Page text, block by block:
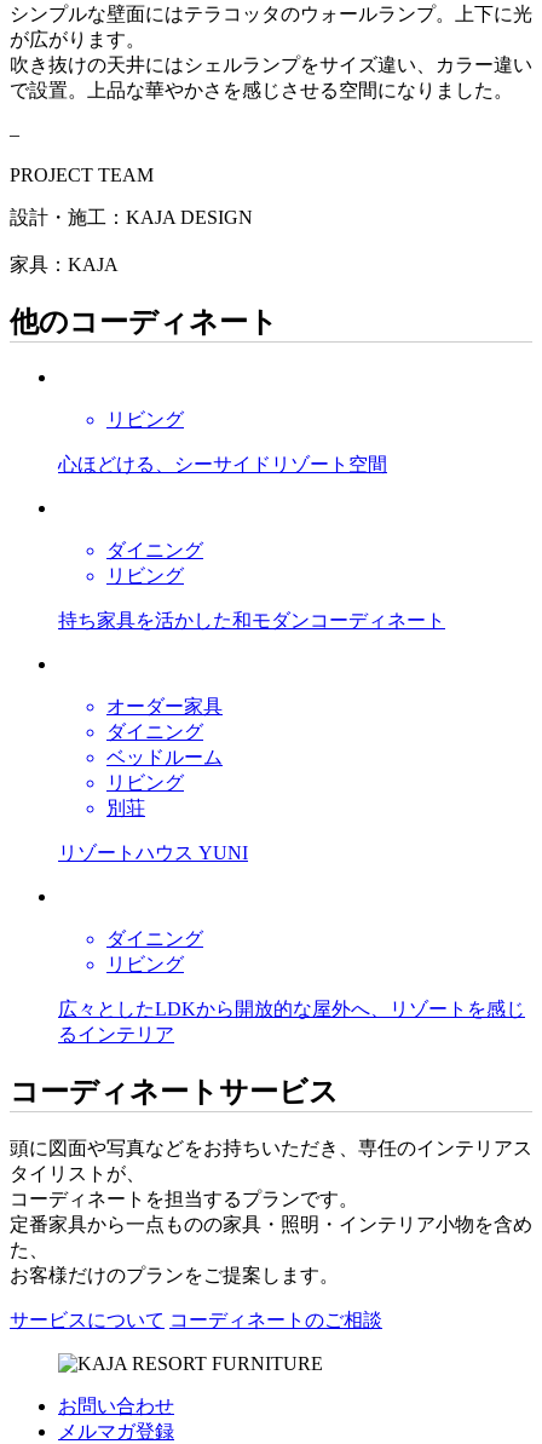
シンプルな壁面にはテラコッタのウォールランプ。上下に光
が広がります。
吹き抜けの天井にはシェルランプをサイズ違い、カラー違い
で設置。上品な華やかさを感じさせる空間になりました。
–
PROJECT TEAM
設計・施工：KAJA DESIGN
家具：KAJA
他のコーディネート
リビング
心ほどける、シーサイドリゾート空間
ダイニング
リビング
持ち家具を活かした和モダンコーディネート
オーダー家具
ダイニング
ベッドルーム
リビング
別荘
リゾートハウス YUNI
ダイニング
リビング
広々としたLDKから開放的な屋外へ、リゾートを感じ
るインテリア
コーディネートサービス
頭に図面や写真などをお持ちいただき、専任のインテリアス
タイリストが、
コーディネートを担当するプランです。
定番家具から一点ものの家具・照明・インテリア小物を含め
た、
お客様だけのプランをご提案します。
サービスについて コーディネートのご相談
お問い合わせ
メルマガ登録